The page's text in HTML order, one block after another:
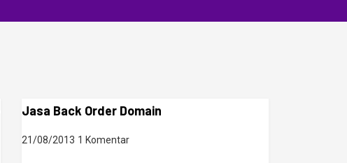
Jasa Back Order Domain
21/08/2013 1 Komentar